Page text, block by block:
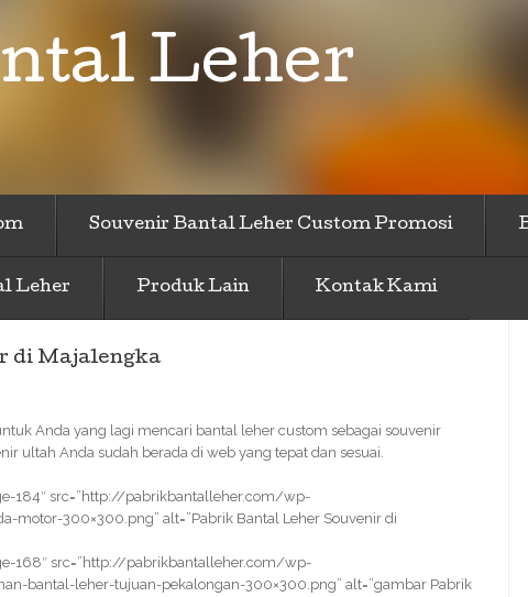
Leher
Souvenir Bantal Leher Custom Promosi
Leher Produk Lain Kontak Kami
di Majalengka
Anda yang lagi mencari bantal leher custom sebagai souvenir
ultah Anda sudah berada di web yang tepat dan sesuai.
184″ src=”http://pabrikbantalleher.com/wp-
300×300.png” alt=”Pabrik Bantal Leher Souvenir di
168″ src=”http://pabrikbantalleher.com/wp-
bantal-leher-tujuan-pekalongan-300×300.png” alt=”gambar Pabrik